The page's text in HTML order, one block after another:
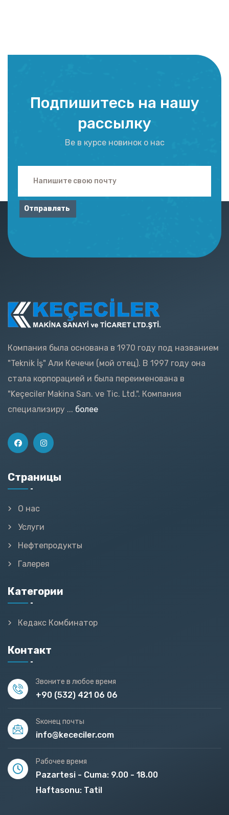
Подпишитесь на нашу
рассылку
Be в курсе новинок о нас
Отправлять
Компания была основана в 1970 году под названием
"Teknik İş" Али Кечечи (мой отец). В 1997 году она
стала корпорацией и была переименована в
"Keçeciler Makina San. ve Tic. Ltd.". Компания
специализиру ... более
Страницы
О нас
Услуги
Нефтепродукты
Галерея
Категории
Кедакс Комбинатор
Контакт
Звоните в любое время
+90 (532) 421 06 06
Sконец почты
info@kececiler.com
Рабочее время
Pazartesi - Cuma: 9.00 - 18.00
Haftasonu: Tatil